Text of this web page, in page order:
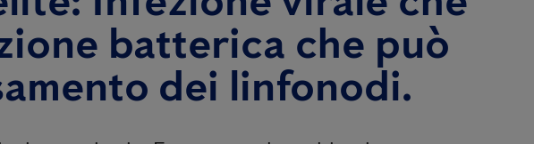
batterica che può
dei linfonodi.